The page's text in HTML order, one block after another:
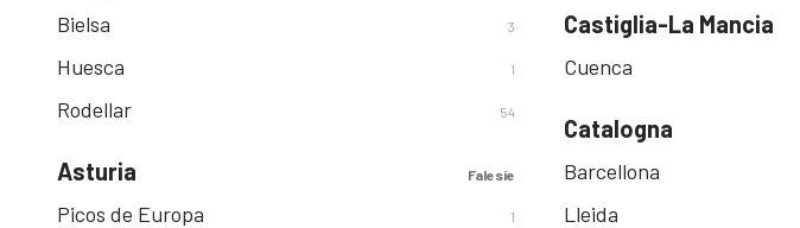
Bielsa 3
Huesca 1
Rodellar 54
Asturia Falesie
Picos de Europa 1
Castiglia-La Mancia
Cuenca
Catalogna
Barcellona
Lleida